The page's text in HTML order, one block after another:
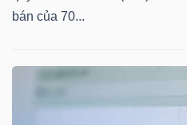
bán của 70...
CHÍNH